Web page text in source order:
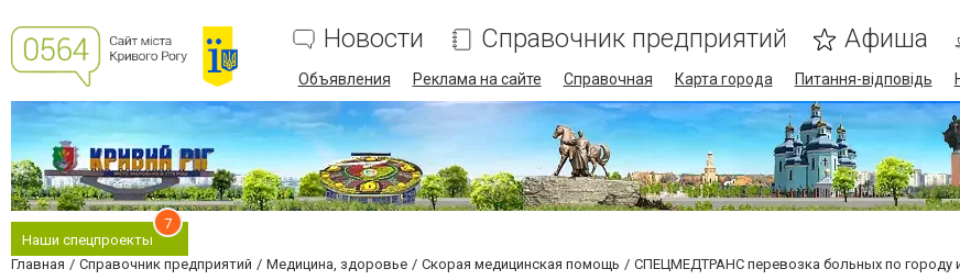
Новости Справочник предприятий Афиша
Объявления Реклама на сайте Справочная Карта города Питання-відповідь
Наши спецпроекты
7
Главная Справочник предприятий Медицина, здоровье Скорая медицинская помощь СПЕЦМЕДТРАНС перевозка больных по городу